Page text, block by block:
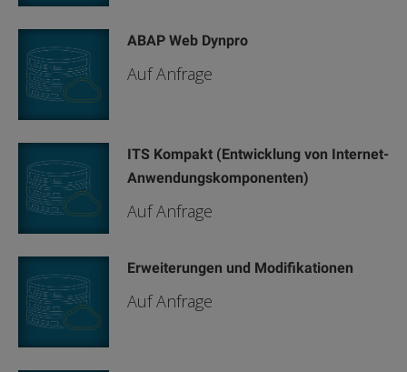
ABAP Web Dynpro
Auf Anfrage
ITS Kompakt (Entwicklung von Internet-
Anwendungskomponenten)
Auf Anfrage
Erweiterungen und Modifikationen
Auf Anfrage